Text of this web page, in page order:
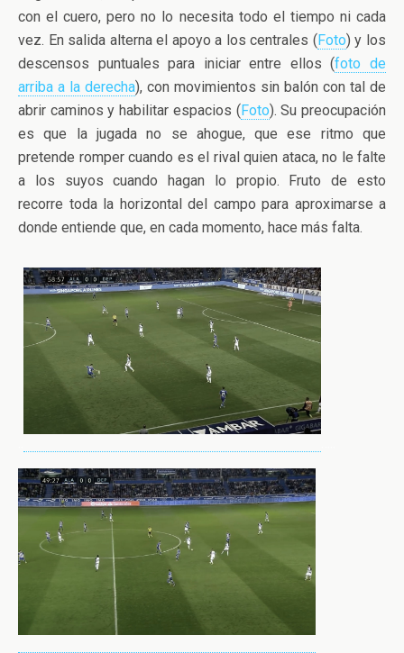
con el cuero, pero no lo necesita todo el tiempo ni cada
vez. En salida alterna el apoyo a los centrales ( Foto) y los
descensos puntuales para iniciar entre ellos (foto de
arriba a la derecha), con movimientos sin balón con tal de
abrir caminos y habilitar espacios ( Foto). Su preocupación
es que la jugada no se ahogue, que ese ritmo que
pretende romper cuando es el rival quien ataca, no le falte
a los suyos cuando hagan lo propio. Fruto de esto
recorre toda la horizontal del campo para aproximarse a
donde entiende que, en cada momento, hace más falta.